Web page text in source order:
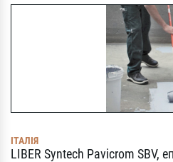
ІТАЛІЯ
LIBER Syntech Pavicrom SBV,